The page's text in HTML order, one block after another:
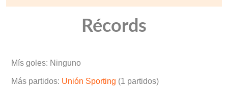
Récords
Mís goles: Ninguno
Más partidos: Unión Sporting (1 partidos)